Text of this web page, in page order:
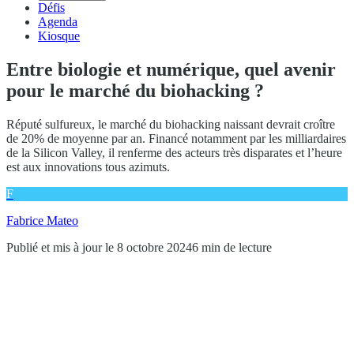
Défis
Agenda
Kiosque
Entre biologie et numérique, quel avenir
pour le marché du biohacking ?
Réputé sulfureux, le marché du biohacking naissant devrait croître
de 20% de moyenne par an. Financé notamment par les milliardaires
de la Silicon Valley, il renferme des acteurs très disparates et l’heure
est aux innovations tous azimuts.
F
Fabrice Mateo
Publié et mis à jour le 8 octobre 20246 min de lecture